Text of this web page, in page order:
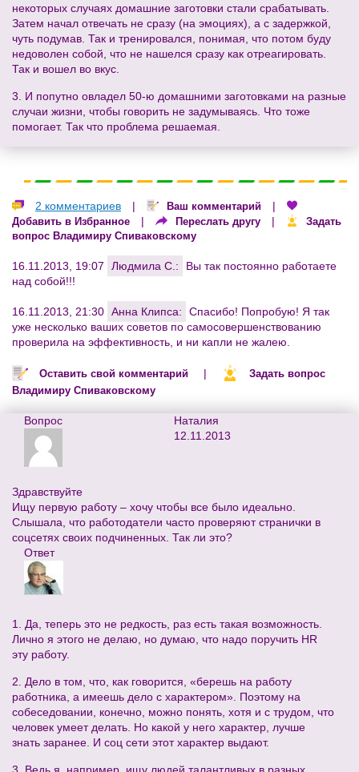
некоторых случаях домашние заготовки стали срабатывать.
Затем начал отвечать не сразу (на эмоциях), а с задержкой,
чуть подумав. Так и тренировался, понимая, что потом буду
недоволен собой, что не нашелся сразу как отреагировать.
Так и вошел во вкус.
3. И попутно овладел 50-ю домашними заготовками на разные
случаи жизни, чтобы говорить не задумываясь. Что тоже
помогает. Так что проблема решаемая.
2 комментариев | Ваш комментарий |
Добавить в Избранное | Переслать другу |
Задать
вопрос Владимиру Спиваковскому
16.11.2013, 19:07 Людмила С.:
Вы так постоянно работаете
над собой!!!
16.11.2013, 21:30 Анна Клипса:
Спасибо! Попробую! Я так
уже несколько ваших советов по самосовершенствованию
проверила на эффективность, и ни капли не жалею.
Оставить свой комментарий |
Задать вопрос
Владимиру Спиваковскому
Вопрос
Наталия
12.11.2013
Здравствуйте
Ищу первую работу – хочу чтобы все было идеально.
Слышала, что работодатели часто проверяют странички в
соцсетях своих подчиненных. Так ли это?
Ответ
1. Да, теперь это не редкость, раз есть такая возможность.
Лично я этого не делаю, но думаю, что надо поручить HR
эту работу.
2. Дело в том, что, как говорится, «берешь на работу
работника, а имеешь дело с характером». Поэтому на
собеседовании, конечно, можно понять, хотя и с трудом, что
человек умеет делать. Но какой у него характер, лучше
знать заранее. И соц сети этот характер выдают.